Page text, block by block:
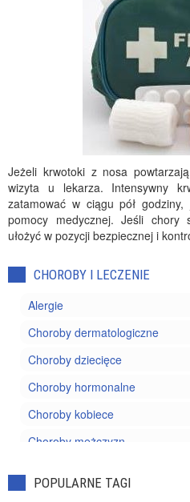
Jeżeli krwotoki z nosa
wizyta u lekarza. Intensywny
zatamować w ciągu pół
pomocy medycznej. Jeśli chory
ułożyć w pozycji bezpiecznej i
CHOROBY I LECZENIE
Alergie
Choroby dermatologiczne
Choroby dziecięce
Choroby hormonalne
Choroby kobiece
Choroby mężczyzn
POPULARNE TAGI